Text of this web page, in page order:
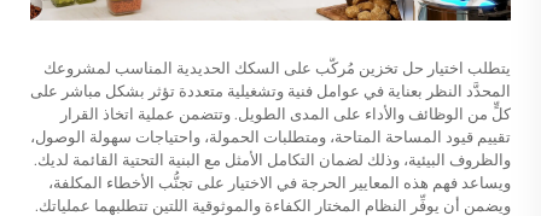
يتطلب اختيار حل تخزين مُركَّب على السكك الحديدية المناسب لمشروعك
المحدَّد النظر بعناية في عوامل فنية وتشغيلية متعددة تؤثر بشكل مباشر على
كلٍّ من الوظائف والأداء على المدى الطويل. وتتضمن عملية اتخاذ القرار
تقييم قيود المساحة المتاحة، ومتطلبات الحمولة، واحتياجات سهولة الوصول،
والظروف البيئية، وذلك لضمان التكامل الأمثل مع البنية التحتية القائمة لديك.
ويساعد فهم هذه المعايير الحرجة في الاختيار على تجنُّب الأخطاء المكلفة،
ويضمن أن يوفِّر النظام المختار الكفاءة والموثوقية اللتين تتطلبهما عملياتك.